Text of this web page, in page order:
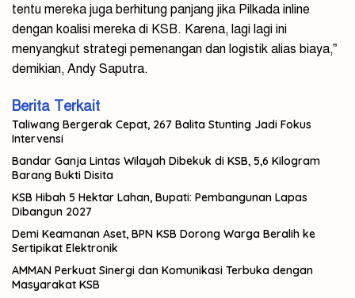
tentu mereka juga berhitung panjang jika Pilkada inline
dengan koalisi mereka di KSB. Karena, lagi lagi ini
menyangkut strategi pemenangan dan logistik alias biaya,”
demikian, Andy Saputra.
Berita Terkait
Taliwang Bergerak Cepat, 267 Balita Stunting Jadi Fokus
Intervensi
Bandar Ganja Lintas Wilayah Dibekuk di KSB, 5,6 Kilogram
Barang Bukti Disita
KSB Hibah 5 Hektar Lahan, Bupati: Pembangunan Lapas
Dibangun 2027
Demi Keamanan Aset, BPN KSB Dorong Warga Beralih ke
Sertipikat Elektronik
AMMAN Perkuat Sinergi dan Komunikasi Terbuka dengan
Masyarakat KSB